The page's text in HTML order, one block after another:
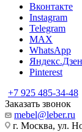
Вконтакте
Instagram
Telegram
MAX
WhatsApp
Яндекс.Дзен
Pinterest
+7 925 485-34-48
Заказать звонок
mebel@leber.ru
г. Москва, ул.